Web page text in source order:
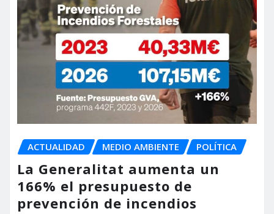
ACTUALIDAD MEDIO AMBIENTE POLÍTICA
La Generalitat aumenta un
166% el presupuesto de
prevención de incendios